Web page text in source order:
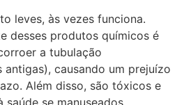
leves, às vezes funciona.
desses produtos químicos é
a tubulação
antigas), causando um prejuízo
Além disso, são tóxicos e
saúde se manuseados